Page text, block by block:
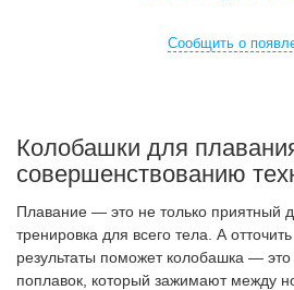
Сообщить о
Колобашки для
совершенствованию
Плавание — это не только приятный
тренировка для всего тела. А
результаты поможет колобашка — это
поплавок, который зажимают между